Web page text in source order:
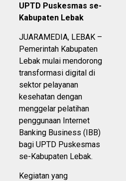
UPTD Puskesmas se-
Kabupaten Lebak
JUARAMEDIA, LEBAK –
Pemerintah Kabupaten
Lebak mulai mendorong
transformasi digital di
sektor pelayanan
kesehatan dengan
menggelar pelatihan
penggunaan Internet
Banking Business (IBB)
bagi UPTD Puskesmas
se-Kabupaten Lebak.
Kegiatan yang